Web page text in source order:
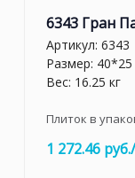
6343 Гран
Артикул: 6343
Размер: 40*25
Вес: 16.25 кг
Плиток в
1 272.46